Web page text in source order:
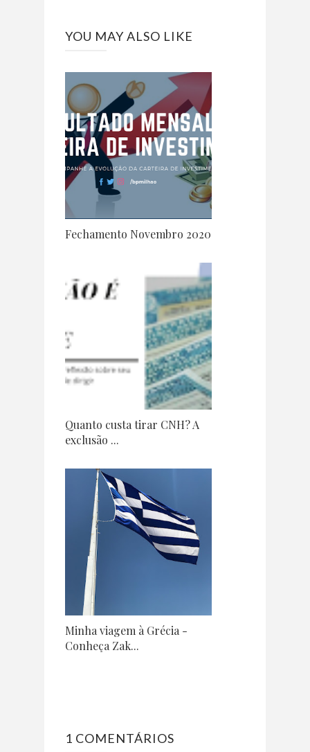
YOU MAY ALSO LIKE
Fechamento Novembro 2020
Quanto custa tirar CNH? A
exclusão ...
Minha viagem à Grécia -
Conheça Zak...
1 COMENTÁRIOS